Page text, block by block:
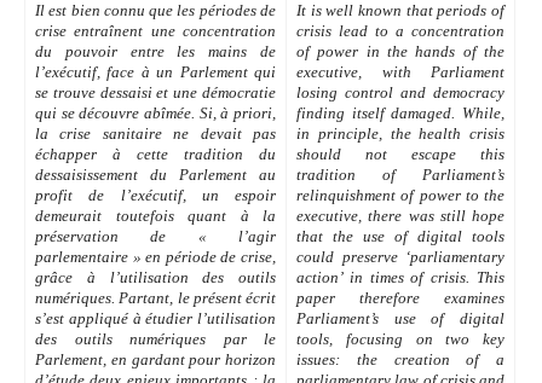
Il est bien connu que les périodes de
crise entraînent une concentration
du pouvoir entre les mains de
l’exécutif, face à un Parlement qui
se trouve dessaisi et une démocratie
qui se découvre abîmée. Si, à priori,
la crise sanitaire ne devait pas
échapper à cette tradition du
dessaisissement du Parlement au
profit de l’exécutif, un espoir
demeurait toutefois quant à la
préservation de « l’agir
parlementaire » en période de crise,
grâce à l’utilisation des outils
numériques. Partant, le présent écrit
s’est appliqué à étudier l’utilisation
des outils numériques par le
Parlement, en gardant pour horizon
It is well known that periods of
crisis lead to a concentration
of power in the hands of the
executive, with Parliament
losing control and democracy
finding itself damaged. While,
in principle, the health crisis
should not escape this
tradition of Parliament’s
relinquishment of power to the
executive, there was still hope
that the use of digital tools
could preserve ‘parliamentary
action’ in times of crisis. This
paper therefore examines
Parliament’s use of digital
tools, focusing on two key
issues: the creation of a